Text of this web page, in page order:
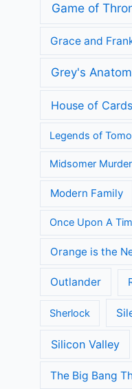
Game of
Grace and
Grey's
House of Cards
Legends of
Midsomer
Modern Family
Once Upon A
Orange is the
Outlander
Sherlock
Silicon Valley
The Big Bang